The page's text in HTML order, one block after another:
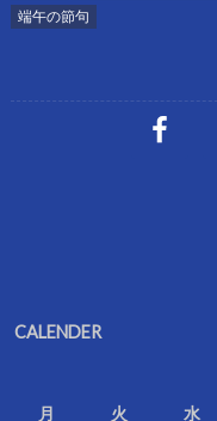
端午の節句
CALENDER
月
火 水